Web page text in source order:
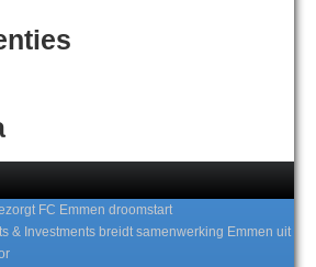
FC Emmen droomstart
& Investments breidt samenwerking Emmen uit